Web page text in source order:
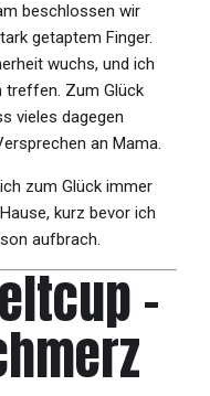
beschlossen wir
getaptem Finger.
wuchs, und ich
treffen. Zum Glück
vieles dagegen
an Mama.
zum Glück immer
kurz bevor ich
aufbrach.
–